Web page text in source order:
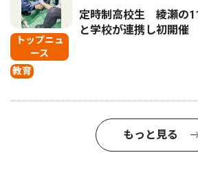
トップニュ
ース
教育
定時制高校生 綾瀬の
と学校が連携し初開催
もっと見る